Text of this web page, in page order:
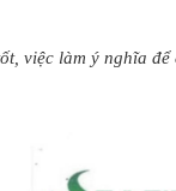
việc làm ý nghĩa